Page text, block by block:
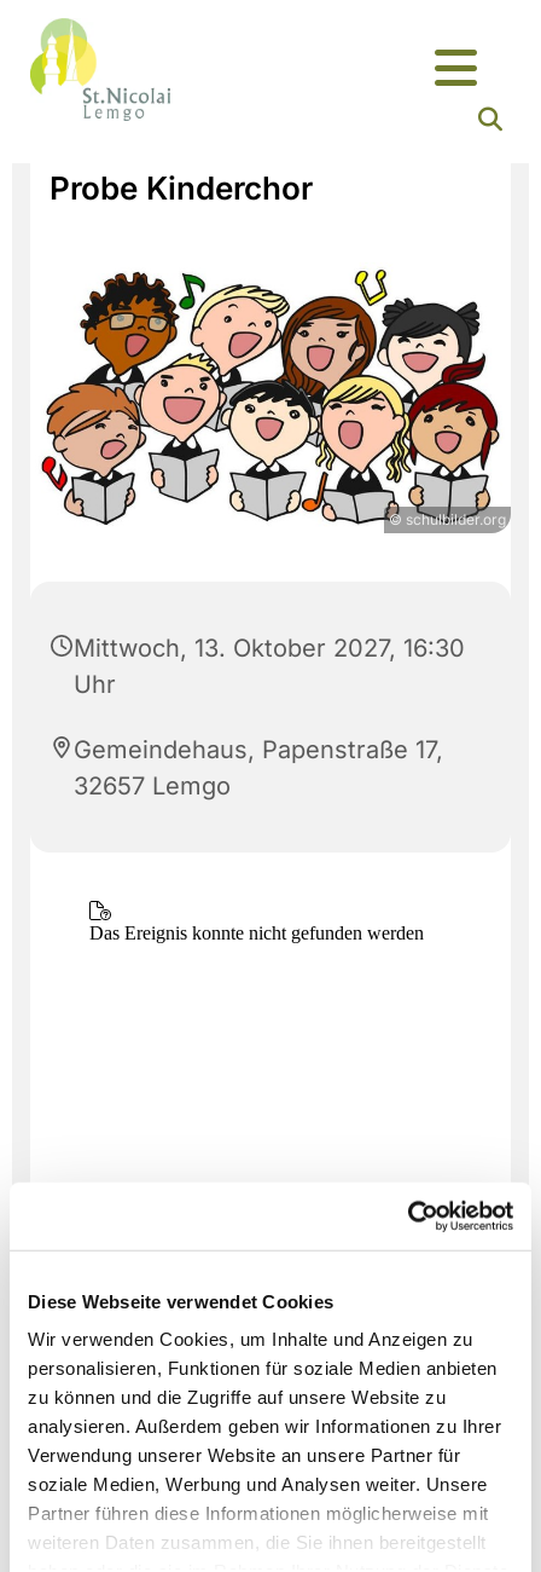
Diese Webseite verwendet Cookies
Wir verwenden Cookies, um Inhalte und Anzeigen zu
personalisieren, Funktionen für soziale Medien anbieten
zu können und die Zugriffe auf unsere Website zu
analysieren. Außerdem geben wir Informationen zu Ihrer
Verwendung unserer Website an unsere Partner für
soziale Medien, Werbung und Analysen weiter. Unsere
Partner führen diese Informationen möglicherweise mit
weiteren Daten zusammen, die Sie ihnen bereitgestellt
Probe Kinderchor
© schulbilder.org
Mittwoch, 13. Oktober 2027, 16:30
Uhr
Gemeindehaus, Papenstraße 17,
32657 Lemgo
Dies könnte Sie auch
interessieren